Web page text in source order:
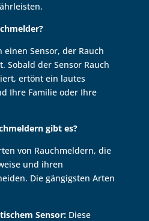
einen Sensor, der Rauch
Sobald der Sensor Rauch
ertönt ein lautes
Ihre Familie oder Ihre
gibt es?
von Rauchmeldern, die
und ihren
Die gängigsten Arten
Sensor:Diese